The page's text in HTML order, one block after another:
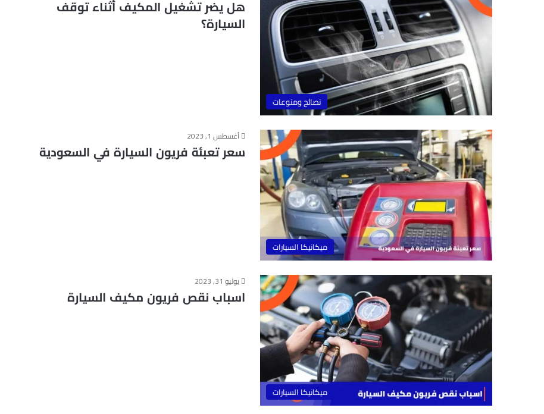
نصائح ومنوعات
هل يضر تشغيل المكيف أثناء توقف
السيارة؟
ميكانيكا السيارات
أغسطس 1, 2023
سعر تعبئة فريون السيارة في السعودية
ميكانيكا السيارات
يوليو 31, 2023
اسباب نقص فريون مكيف السيارة